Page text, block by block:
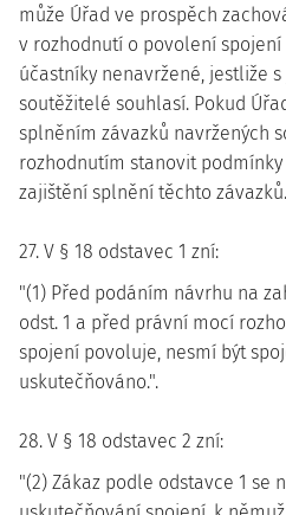
může Úřad ve prospěch
v rozhodnutí o povolení
účastníky nenavržené, jestliže
soutěžitelé souhlasí. Pokud
splněním závazků navržených
rozhodnutím stanovit
zajištění splnění těchto
27. V § 18 odstavec 1 zní:
"(1) Před podáním návrhu na
odst. 1 a před právní mocí
spojení povoluje, nesmí být
uskutečňováno.".
28. V § 18 odstavec 2 zní:
"(2) Zákaz podle odstavce 1 se